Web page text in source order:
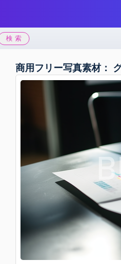
検索
商用フリー写真素材：